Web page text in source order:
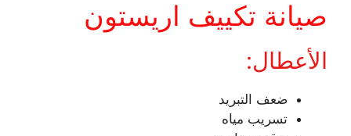
صيانة تكييف اريستون
الأعطال:
ضعف التبريد
تسريب مياه